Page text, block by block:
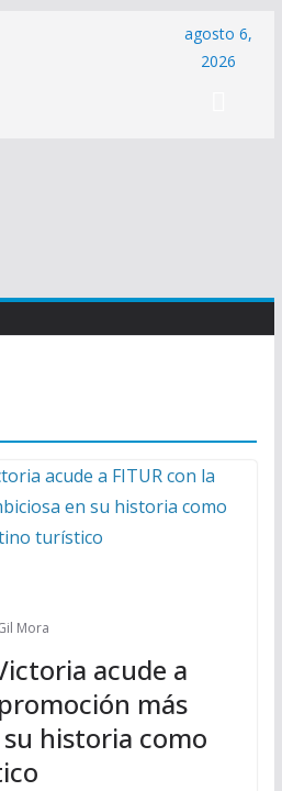
agosto 6,
2026
Mora
acude a
más
historia como